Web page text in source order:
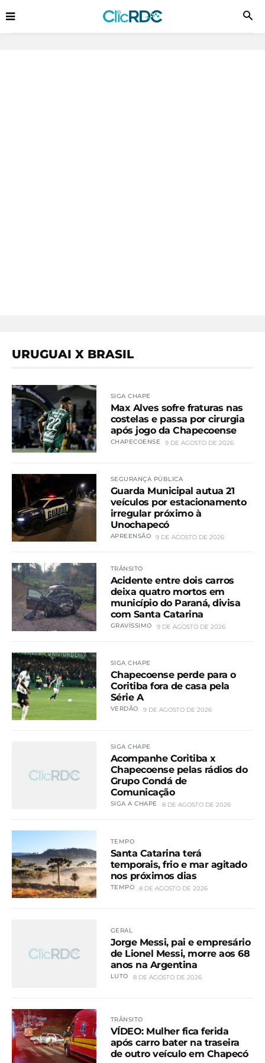
URUGUAI X BRASIL
SIGA CHAPE
Max Alves sofre fraturas nas
costelas e passa por cirurgia
após jogo da Chapecoense
CHAPECOENSE 9 DE AGOSTO DE 2026
SEGURANÇA PÚBLICA
Guarda Municipal autua 21
veículos por estacionamento
irregular próximo à
Unochapecó
APREENSÃO 9 DE AGOSTO DE 2026
TRÂNSITO
Acidente entre dois carros
deixa quatro mortos em
município do Paraná, divisa
com Santa Catarina
GRAVÍSSIMO 9 DE AGOSTO DE 2026
SIGA CHAPE
Chapecoense perde para o
Coritiba fora de casa pela
Série A
VERDÃO 9 DE AGOSTO DE 2026
SIGA CHAPE
Acompanhe Coritiba x
Chapecoense pelas rádios do
Grupo Condá de
Comunicação
SIGA A CHAPE 8 DE AGOSTO DE 2026
TEMPO
Santa Catarina terá
temporais, frio e mar agitado
nos próximos dias
TEMPO 8 DE AGOSTO DE 2026
GERAL
Jorge Messi, pai e empresário
de Lionel Messi, morre aos 68
anos na Argentina
LUTO 8 DE AGOSTO DE 2026
TRÂNSITO
VÍDEO: Mulher fica ferida
após carro bater na traseira
de outro veículo em Chapecó